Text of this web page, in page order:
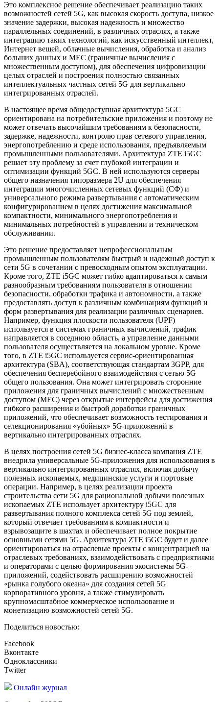
Это комплексное решение обеспечивает реализацию таких
возможностей сетей 5G, как высокая скорость доступа, низкое
значение задержки, высокая надежность и множество
параллельных соединений, в различных отраслях, а также
интеграцию таких технологий, как искусственный интеллект,
Интернет вещей, облачные вычисления, обработка и анализ
больших данных и MEC (граничные вычисления с
множественным доступом), для обеспечения цифровизации
целых отраслей и построения полностью связанных
интеллектуальных частных сетей 5G для вертикально
интегрированных отраслей.
В настоящее время общедоступная архитектура 5GC
ориентирована на потребительские приложения и поэтому не
может отвечать высочайшим требованиям к безопасности,
задержке, надежности, контролю прав сетевого управления,
энергопотреблению и среде использования, предъявляемым
промышленными пользователями. Архитектура ZTE i5GC
решает эту проблему за счет глубокой интеграции и
оптимизации функций 5GC. В ней используются серверы
общего назначения типоразмера 2U для обеспечения
интеграции многочисленных сетевых функций (СФ) и
универсального режима развертывания с автоматическим
конфигурированием в целях достижения максимальной
компактности, минимального энергопотребления и
минимальных потребностей в управлении и техническом
обслуживании.
Это решение предоставляет непрофессиональным
промышленным пользователям быстрый и надежный доступ к
сети 5G в сочетании с превосходным опытом эксплуатации.
Кроме того, ZTE i5GC может гибко адаптироваться к самым
разнообразным требованиям пользователя в отношении
безопасности, обработки трафика и автономности, а также
предоставлять доступ к различным комбинациям функций и
форм развертывания для реализации различных сценариев.
Например, функция плоскости пользователя (UPF)
используется в системах граничных вычислений, трафик
направляется в соседнюю область, а управление данными
пользователя осуществляется на локальном уровне. Кроме
того, в ZTE i5GC используется сервис-ориентированная
архитектура (SBA), соответствующая стандартам 3GPP, для
обеспечения бесперебойного взаимодействия с сетью 5G
общего пользования. Она может интегрировать сторонние
приложения для граничных вычислений с множественным
доступом (MEC) через открытые интерфейсы для достижения
гибкого расширения и быстрой доработки граничных
приложений, что обеспечивает возможность тестирования и
селекционирования «убойных» 5G-приложений в
вертикально интегрированных отраслях.
В целях построения сетей 5G бизнес-класса компания ZTE
внедрила универсальные 5G-приложения для использования в
вертикально интегрированных отраслях, включая добычу
полезных ископаемых, медицинские услуги и портовые
операции. Например, в целях реализации проекта
строительства сети 5G для рациональной добычи полезных
ископаемых ZTE использует архитектуру i5GC для
развертывания полного комплекса сетей 5G под землей,
который отвечает требованиям к компактности и
взрывозащите в шахтах и обеспечивает полное покрытие
основными сетями 5G. Архитектура ZTE i5GC будет и далее
ориентироваться на отраслевые проекты с концентрацией на
отраслевых требованиях, взаимодействовать с предприятиями
и операторами с целью формирования экосистемы 5G-
приложений, содействовать расширению возможностей
«рынка голубого океана» для создания сетей 5G
корпоративного уровня, а также стимулировать
крупномасштабное коммерческое использование и
монетизацию возможностей сетей 5G.
Поделиться новостью:
Facebook
Вконтакте
Одноклассники
Twitter
Онлайн журнал